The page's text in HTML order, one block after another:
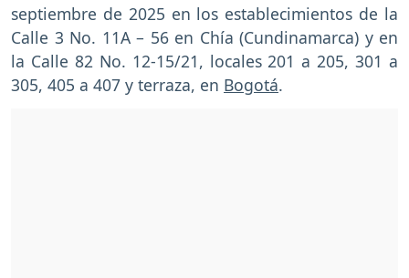
septiembre de 2025 en los establecimientos de la
Calle 3 No. 11A – 56 en Chía (Cundinamarca) y en
la Calle 82 No. 12-15/21, locales 201 a 205, 301 a
305, 405 a 407 y terraza, en Bogotá.